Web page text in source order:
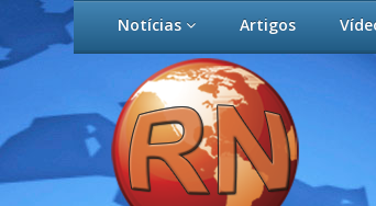
Notícias Artigos